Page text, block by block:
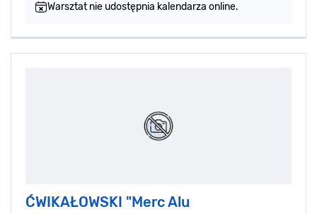
Warsztat nie udostępnia kalendarza online.
ĆWIKAŁOWSKI "Merc Alu